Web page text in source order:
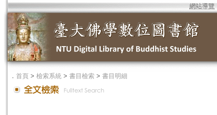
網站導覽
． 首頁 > 檢索系統 > 書目檢索 > 書目明細